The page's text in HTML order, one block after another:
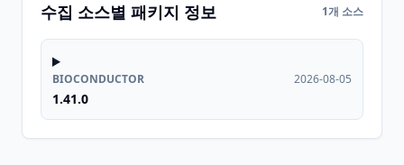
수집 소스별 패키지 정보 1개 소스
BIOCONDUCTOR
1.41.0
2026-08-05